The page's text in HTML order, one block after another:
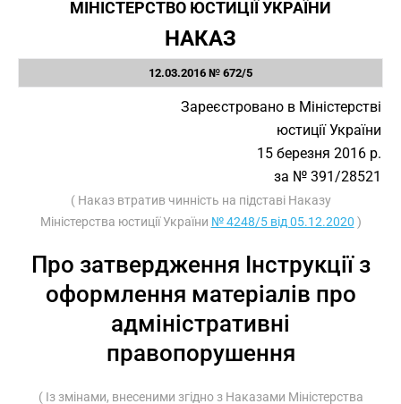
МІНІСТЕРСТВО ЮСТИЦІЇ УКРАЇНИ
НАКАЗ
12.03.2016 № 672/5
Зареєстровано в Міністерстві
юстиції України
15 березня 2016 р.
за № 391/28521
( Наказ втратив чинність на підставі Наказу
Міністерства юстиції України № 4248/5 від 05.12.2020 )
Про затвердження Інструкції з
оформлення матеріалів про
адміністративні
правопорушення
( Із змінами, внесеними згідно з Наказами Міністерства